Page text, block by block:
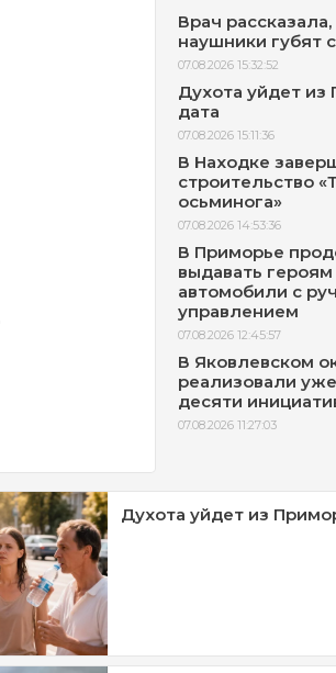
Врач рассказала,
наушники губят
07.08.2026 15:32:52
Духота уйдет
дата
07.08.2026 15:11:36
В Находке
строительство
осьминога»
07.08.2026 14:53:36
В Приморье
выдавать
автомобили с
управлением
07.08.2026 12:45:57
В Яковлевском
реализовали
десяти
07.08.2026 11:27:03
Духота уйдет из